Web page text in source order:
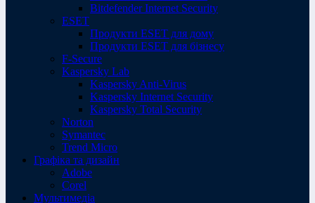
Bitdefender Internet Security
ESET
Продукти ESET для дому
Продукти ESET для бізнесу
F-Secure
Kaspersky Lab
Kaspersky Anti-Virus
Kaspersky Internet Security
Kaspersky Total Security
Norton
Symantec
Trend Micro
Графіка та дизайн
Adobe
Corel
Мультимедіа